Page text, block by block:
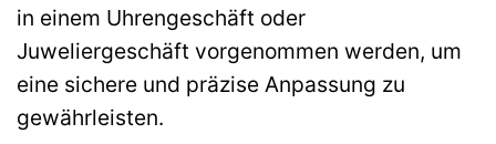
in einem Uhrengeschäft oder
Juweliergeschäft vorgenommen werden, um
eine sichere und präzise Anpassung zu
gewährleisten.